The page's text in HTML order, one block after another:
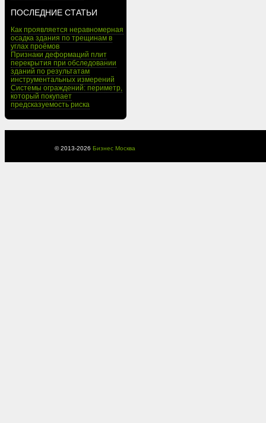
ПОСЛЕДНИЕ СТАТЬИ
Как проявляется неравномерная
осадка здания по трещинам в
углах проёмов
Признаки деформаций плит
перекрытия при обследовании
зданий по результатам
инструментальных измерений
Системы ограждений: периметр,
который покупает
предсказуемость риска
© 2013-2026 Бизнес Москва